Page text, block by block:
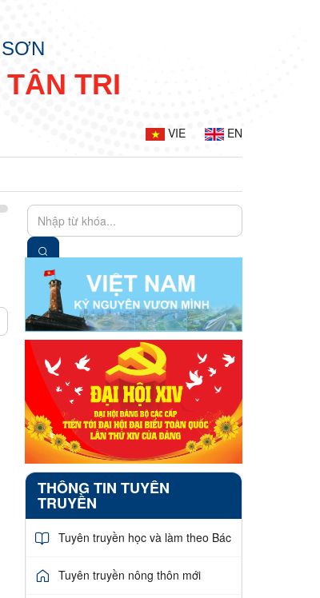
TRI
VIE EN
THÔNG TIN TUYÊN
TRUYỀN
Tuyên truyền học và làm theo Bác
Tuyên truyền nông thôn mới